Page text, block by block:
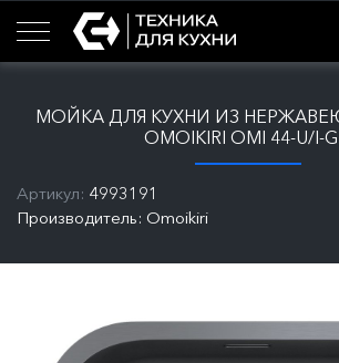
МОЙКА ДЛЯ КУХНИ ИЗ
OMOIKIRI OMI 44-U/I-
Артикул: 4993191
Производитель: Omoikiri